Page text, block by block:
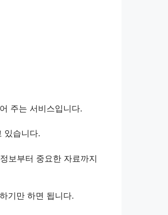
주는 서비스입니다.
있습니다.
보부터 중요한 자료까지
기만 하면 됩니다.